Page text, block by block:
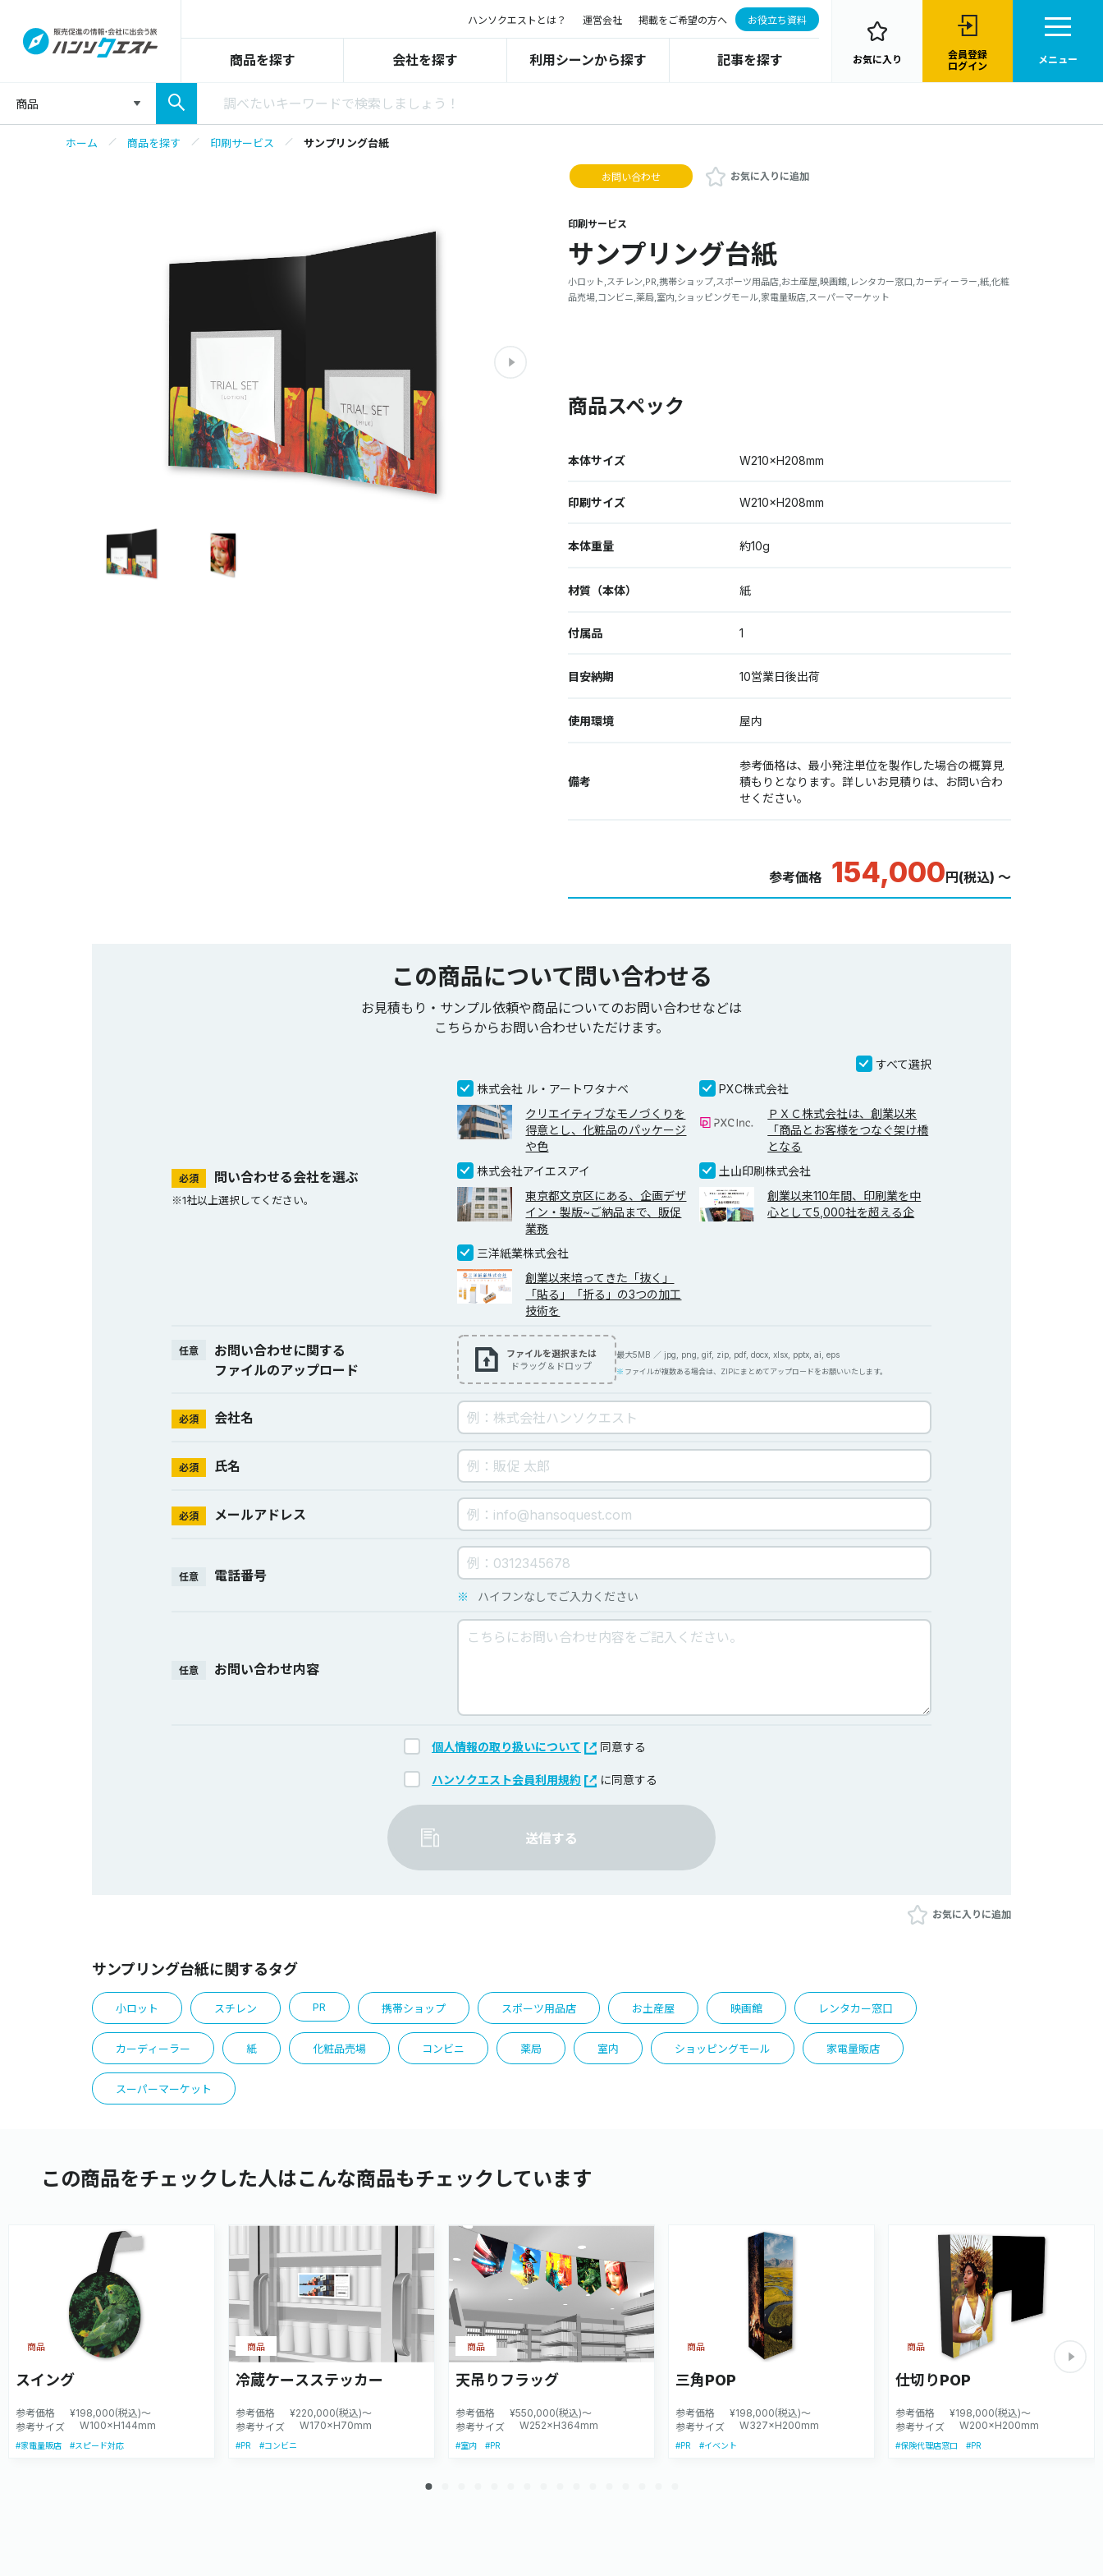
ハンソクエストとは？ 運営会社 掲載をご希望の方へ お役立ち資料
商品を探す 会社を探す 利用シーンから探す 記事を探す
商品
お気に入り
会員登録
ログイン
メニュー
ホーム 商品を探す 印刷サービス サンプリング台紙
お問い合わせ お気に入りに追加
印刷サービス
サンプリング台紙
小ロット,スチレン,PR,携帯ショップ,スポーツ用品店,お土産屋,映画館,レンタカー窓口,カーディーラー,紙,化粧
品売場,コンビニ,薬局,室内,ショッピングモール,家電量販店,スーパーマーケット
商品スペック
本体サイズ W210×H208mm
印刷サイズ W210×H208mm
本体重量 約10g
材質（本体） 紙
付属品 1
目安納期 10営業日後出荷
使用環境 屋内
備考
参考価格は、最小発注単位を製作した場合の概算見
積もりとなります。詳しいお見積りは、お問い合わ
せください。
参考価格 154,000 円(税込) ～
この商品について問い合わせる
お見積もり・サンプル依頼や商品についてのお問い合わせなどは
こちらからお問い合わせいただけます。
必須 問い合わせる会社を選ぶ
※1社以上選択してください。
すべて選択
株式会社 ル・アートワタナベ
クリエイティブなモノづくりを
得意とし、化粧品のパッケージ
や色
PXC株式会社
ＰＸＣ株式会社は、創業以来
「商品とお客様をつなぐ架け橋
となる
株式会社アイエスアイ
東京都文京区にある、企画デザ
イン・製版~ご納品まで、販促
業務
土山印刷株式会社
創業以来110年間、印刷業を中
心として5,000社を超える企
三洋紙業株式会社
創業以来培ってきた「抜く」
「貼る」「折る」の3つの加工
技術を
任意
お問い合わせに関する
ファイルのアップロード
ファイルを選択または
ドラッグ＆ドロップ
最大5MB ／ jpg, png, gif, zip, pdf, docx, xlsx, pptx, ai, eps
ファイルが複数ある場合は、ZIPにまとめてアップロードをお願いいたします。
必須 会社名
必須 氏名
必須 メールアドレス
任意 電話番号
※ ハイフンなしでご入力ください
任意 お問い合わせ内容
個人情報の取り扱いについて 同意する
ハンソクエスト会員利用規約 に同意する
送信する
お気に入りに追加
サンプリング台紙に関するタグ
小ロット スチレン PR 携帯ショップ スポーツ用品店 お土産屋 映画館 レンタカー窓口
カーディーラー 紙 化粧品売場 コンビニ 薬局 室内 ショッピングモール 家電量販店
スーパーマーケット
この商品をチェックした人はこんな商品もチェックしています
スイング
参考価格
¥198,000(税込)～
参考サイズ
W100×H144mm
商品
#家電量販店 #スピード対応
冷蔵ケースステッカー
参考価格
¥220,000(税込)～
参考サイズ
W170×H70mm
商品
#PR #コンビニ
天吊りフラッグ
参考価格
¥550,000(税込)～
参考サイズ
W252×H364mm
商品
#室内 #PR
三角POP
参考価格
¥198,000(税込)～
参考サイズ
W327×H200mm
商品
#PR #イベント
仕切りPOP
参考価格
¥198,000(税込)～
参考サイズ
W200×H200mm
商品
#保険代理店窓口 #PR